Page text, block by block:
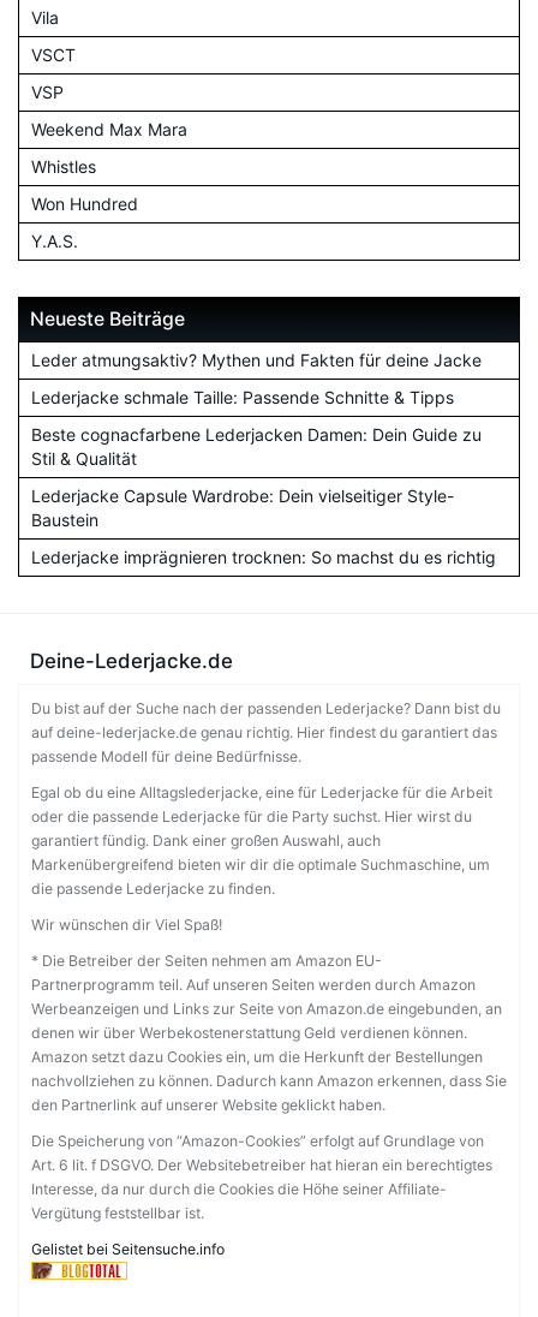
Vila
VSCT
VSP
Weekend Max Mara
Whistles
Won Hundred
Y.A.S.
Neueste Beiträge
Leder atmungsaktiv? Mythen und Fakten für deine Jacke
Lederjacke schmale Taille: Passende Schnitte & Tipps
Beste cognacfarbene Lederjacken Damen: Dein Guide zu
Stil & Qualität
Lederjacke Capsule Wardrobe: Dein vielseitiger Style-
Baustein
Lederjacke imprägnieren trocknen: So machst du es richtig
Deine-Lederjacke.de
Du bist auf der Suche nach der passenden Lederjacke? Dann bist du
auf deine-lederjacke.de genau richtig. Hier findest du garantiert das
passende Modell für deine Bedürfnisse.
Egal ob du eine Alltagslederjacke, eine für Lederjacke für die Arbeit
oder die passende Lederjacke für die Party suchst. Hier wirst du
garantiert fündig. Dank einer großen Auswahl, auch
Markenübergreifend bieten wir dir die optimale Suchmaschine, um
die passende Lederjacke zu finden.
Wir wünschen dir Viel Spaß!
* Die Betreiber der Seiten nehmen am Amazon EU-
Partnerprogramm teil. Auf unseren Seiten werden durch Amazon
Werbeanzeigen und Links zur Seite von Amazon.de eingebunden, an
denen wir über Werbekostenerstattung Geld verdienen können.
Amazon setzt dazu Cookies ein, um die Herkunft der Bestellungen
nachvollziehen zu können. Dadurch kann Amazon erkennen, dass Sie
den Partnerlink auf unserer Website geklickt haben.
Die Speicherung von “Amazon-Cookies” erfolgt auf Grundlage von
Art. 6 lit. f DSGVO. Der Websitebetreiber hat hieran ein berechtigtes
Interesse, da nur durch die Cookies die Höhe seiner Affiliate-
Vergütung feststellbar ist.
Gelistet bei Seitensuche.info